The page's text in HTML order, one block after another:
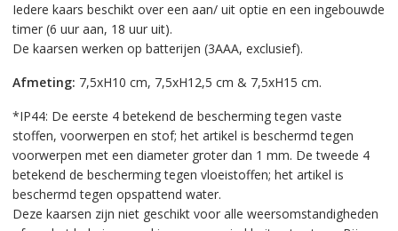
Iedere kaars beschikt over een aan/ uit optie en een ingebouwde
timer (6 uur aan, 18 uur uit).
De kaarsen werken op batterijen (3AAA, exclusief).
Afmeting: 7,5xH10 cm, 7,5xH12,5 cm & 7,5xH15 cm.
*IP44: De eerste 4 betekend de bescherming tegen vaste
stoffen, voorwerpen en stof; het artikel is beschermd tegen
voorwerpen met een diameter groter dan 1 mm. De tweede 4
betekend de bescherming tegen vloeistoffen; het artikel is
beschermd tegen opspattend water.
Deze kaarsen zijn niet geschikt voor alle weersomstandigheden